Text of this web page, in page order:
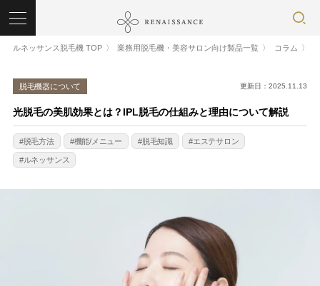
ルネッサンス脱毛機 TOP 業務用脱毛機・美容サロン向け製品一覧 コラム
脱毛機器について 更新日：2025.11.13
光脱毛の美肌効果とは？IPL脱毛の仕組みと理由について解説
脱毛方法 機能/メニュー 脱毛知識 エステサロン
ルネッサンス